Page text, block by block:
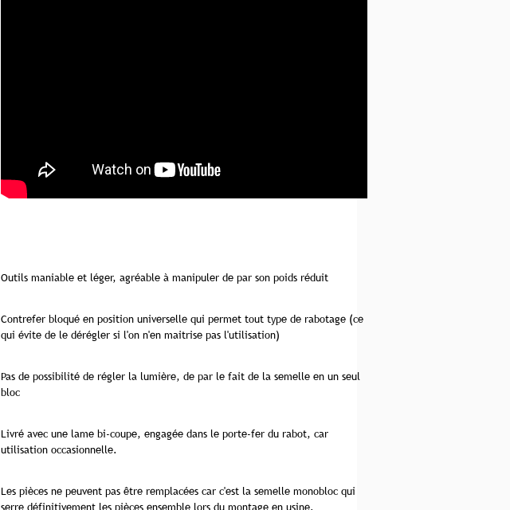
Outils maniable et léger, agréable à manipuler de par son poids réduit
Contrefer bloqué en position universelle qui permet tout type de rabotage (ce
qui évite de le dérégler si l'on n'en maitrise pas l'utilisation)
Pas de possibilité de régler la lumière, de par le fait de la semelle en un seul
bloc
Livré avec une lame bi-coupe, engagée dans le porte-fer du rabot, car
utilisation occasionnelle.
Les pièces ne peuvent pas être remplacées car c'est la semelle monobloc qui
serre définitivement les pièces ensemble lors du montage en usine.